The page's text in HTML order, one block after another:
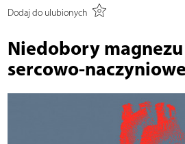
Dodaj do ulubionych
Niedobory
sercowo-naczyniowe